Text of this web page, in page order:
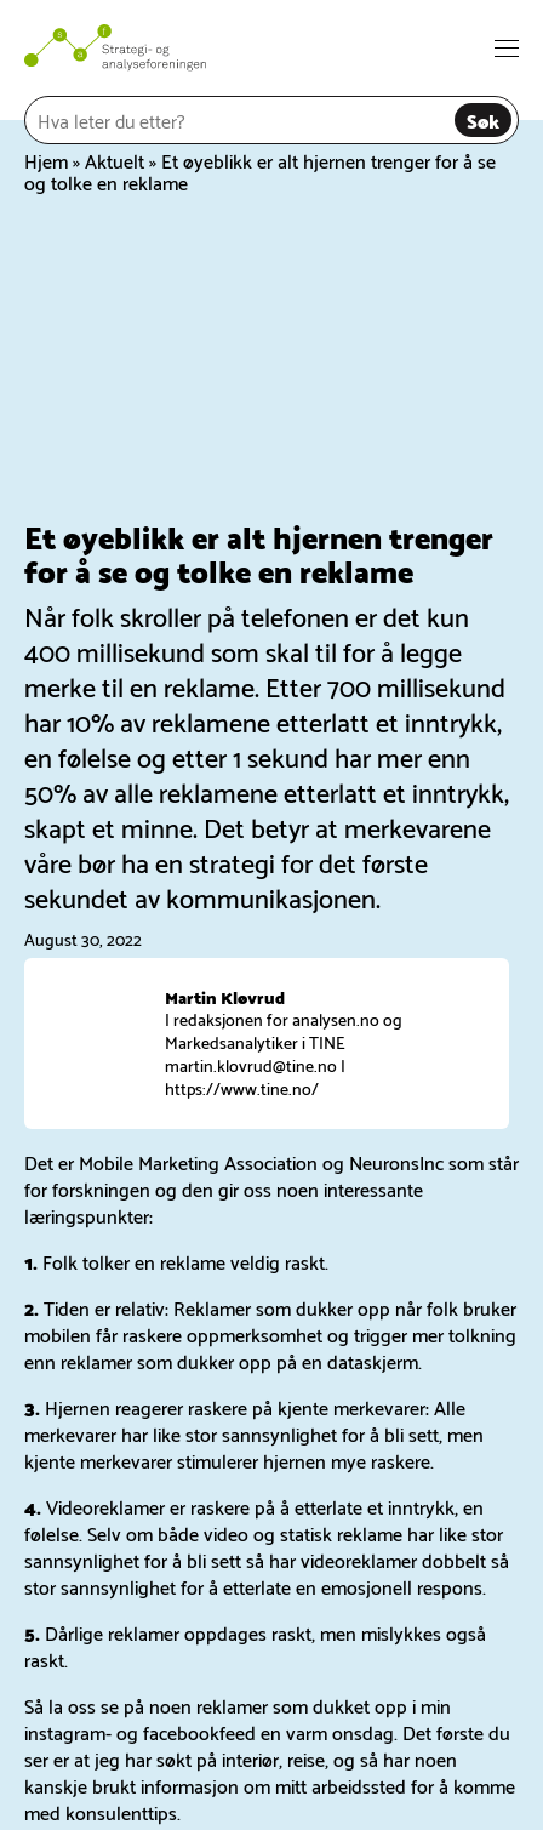
innhold
Søk
Hjem»Aktuelt»Et øyeblikk er alt hjernen trenger for å se
og tolke en reklame
Et øyeblikk er alt hjernen trenger
for å se og tolke en reklame
Når folk skroller på telefonen er det kun
400 millisekund som skal til for å legge
merke til en reklame. Etter 700 millisekund
har 10% av reklamene etterlatt et inntrykk,
en følelse og etter 1 sekund har mer enn
50% av alle reklamene etterlatt et inntrykk,
skapt et minne. Det betyr at merkevarene
våre bør ha en strategi for det første
sekundet av kommunikasjonen.
August 30, 2022
Martin Kløvrud
I redaksjonen for analysen.no og
Markedsanalytiker i TINE
martin.klovrud@tine.no|
https://www.tine.no/
Det er Mobile Marketing Association og NeuronsInc som står
for forskningen og den gir oss noen interessante
læringspunkter:
1.Folk tolker en reklame veldig raskt.
2.Tiden er relativ: Reklamer som dukker opp når folk bruker
mobilen får raskere oppmerksomhet og trigger mer tolkning
enn reklamer som dukker opp på en dataskjerm.
3.Hjernen reagerer raskere på kjente merkevarer: Alle
merkevarer har like stor sannsynlighet for å bli sett, men
kjente merkevarer stimulerer hjernen mye raskere.
4.Videoreklamer er raskere på å etterlate et inntrykk, en
følelse. Selv om både video og statisk reklame har like stor
sannsynlighet for å bli sett så har videoreklamer dobbelt så
stor sannsynlighet for å etterlate en emosjonell respons.
5.Dårlige reklamer oppdages raskt, men mislykkes også
raskt.
Så la oss se på noen reklamer som dukket opp i min
instagram- og facebookfeed en varm onsdag. Det første du
ser er at jeg har søkt på interiør, reise, og så har noen
kanskje brukt informasjon om mitt arbeidssted for å komme
med konsulenttips.